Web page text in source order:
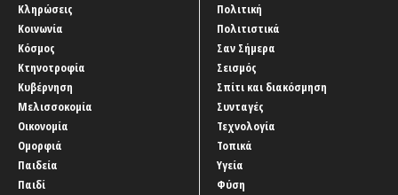
Κληρώσεις
Κοινωνία
Κόσμος
Κτηνοτροφία
Κυβέρνηση
Μελισσοκομία
Οικονομία
Ομορφιά
Παιδεία
Παιδί
Πολιτική
Πολιτιστικά
Σαν Σήμερα
Σεισμός
Σπίτι και διακόσμηση
Συνταγές
Τεχνολογία
Τοπικά
Υγεία
Φύση